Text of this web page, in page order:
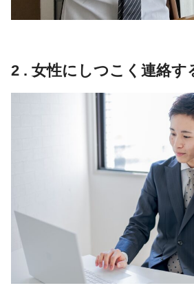
2 . 女性にしつこく連絡す